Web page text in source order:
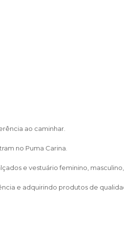
ao caminhar.
no Puma Carina.
e vestuário feminino,
e adquirindo produtos de